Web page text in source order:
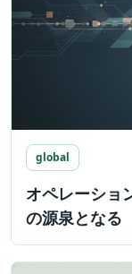
global
オペレーショ
の源泉となる